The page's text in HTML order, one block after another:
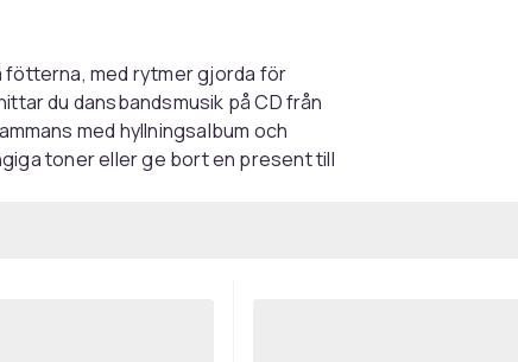
fötterna, med rytmer gjorda för
du dansbandsmusik på CD från
med hyllningsalbum och
toner eller ge bort en present till